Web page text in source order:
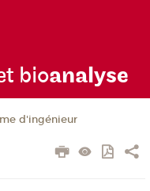
bioanalyse
d'ingénieur